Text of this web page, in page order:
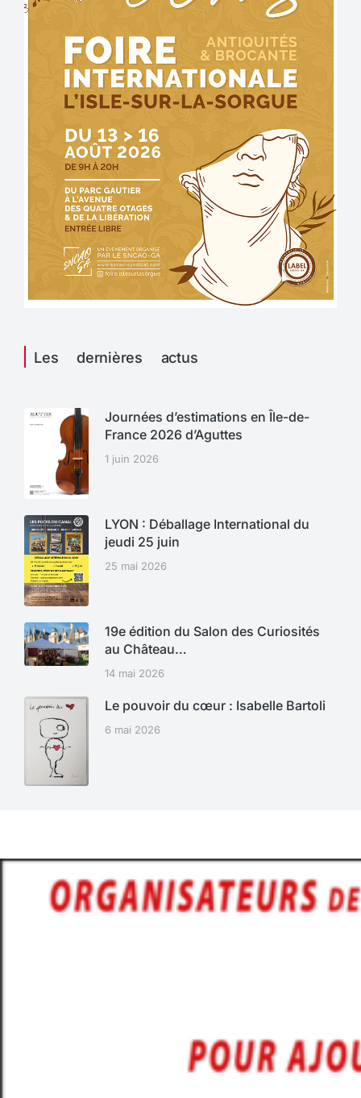
Les dernières actus
Journées d’estimations en Île-de-
France 2026 d’Aguttes
1 juin 2026
LYON : Déballage International du
jeudi 25 juin
25 mai 2026
19e édition du Salon des Curiosités
au Château…
14 mai 2026
Le pouvoir du cœur : Isabelle Bartoli
6 mai 2026